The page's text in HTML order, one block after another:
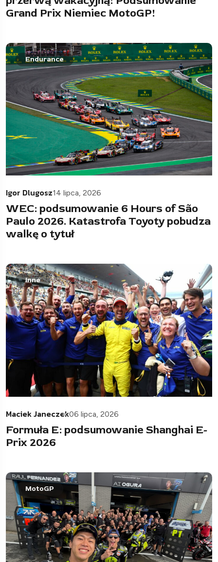
Grand Prix Niemiec MotoGP!
Endurance
Igor Dlugosz14 lipca, 2026
WEC: podsumowanie 6 Hours of São
Paulo 2026. Katastrofa Toyoty pobudza
walkę o tytuł
Inne
Maciek Janeczek06 lipca, 2026
Formuła E: podsumowanie Shanghai E-
Prix 2026
MotoGP